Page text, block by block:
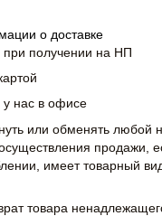
о доставке
получении на НП
нас в офисе
или обменять любой
продажи,
имеет товарный
товара